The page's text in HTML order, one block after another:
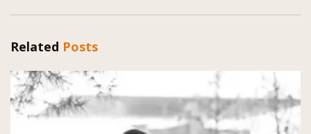
Related Posts